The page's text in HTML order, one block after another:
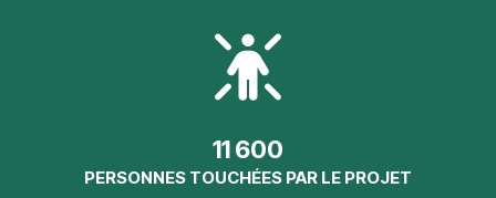
11 600
PERSONNES TOUCHÉES PAR LE PROJET